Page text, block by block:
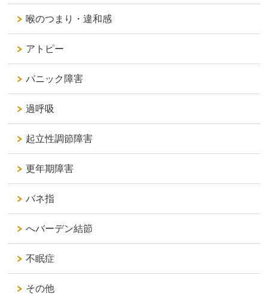
喉のつまり・違和感
アトピー
パニック障害
過呼吸
起立性調節障害
更年期障害
バネ指
へバーデン結節
不眠症
その他